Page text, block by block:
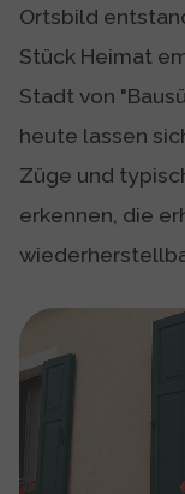
Ortsbild
Stück Heimat
Stadt von
heute lassen
Züge und
erkennen, die
Show larger version